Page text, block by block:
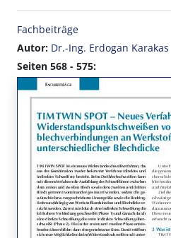
Fachbeiträge
Autor: Dr.-Ing. Erdogan Karakas
Seiten 568 - 575: